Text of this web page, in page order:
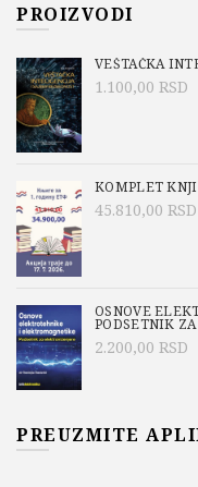
PROIZVODI
VEŠTAČKA
1.100,00 RSD
KOMPLET
45.810,00 RSD
OSNOVE
PODSETNIK
2.200,00 RSD
PREUZMITE